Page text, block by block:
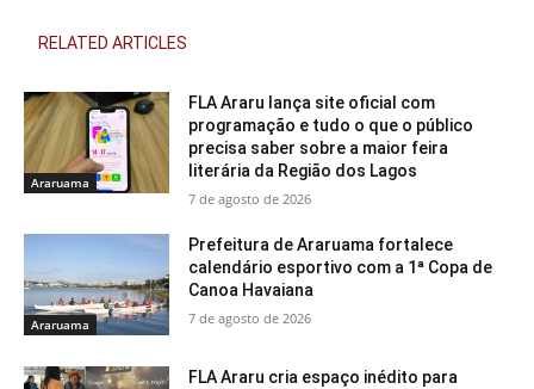
RELATED ARTICLES
Araruama
FLA Araru lança site oficial com
programação e tudo o que o público
precisa saber sobre a maior feira
literária da Região dos Lagos
7 de agosto de 2026
Araruama
Prefeitura de Araruama fortalece
calendário esportivo com a 1ª Copa de
Canoa Havaiana
7 de agosto de 2026
FLA Araru cria espaço inédito para